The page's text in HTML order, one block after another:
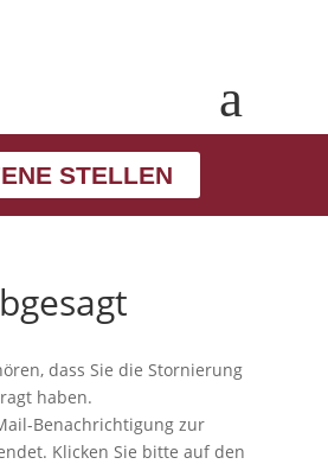
a
STELLEN
dass Sie die Stornierung
haben.
Benachrichtigung zur
Klicken Sie bitte auf den